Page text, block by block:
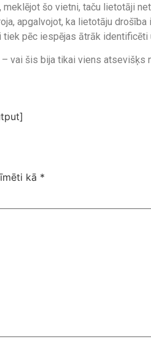
šo vietni, taču lietotāji
apgalvojot, ka lietotāju drošība
pēc iespējas ātrāk identificēti
vai šis bija tikai viens atsevišķs
kā *